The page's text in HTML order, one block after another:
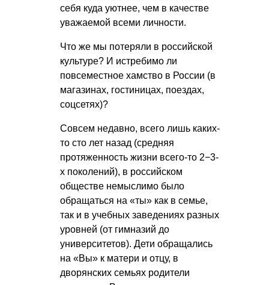
себя куда уютнее, чем в качестве
уважаемой всеми личности.
Что же мы потеряли в российской
культуре? И истребимо ли
повсеместное хамство в России (в
магазинах, гостиницах, поездах,
соцсетях)?
Совсем недавно, всего лишь каких-
то сто лет назад (средняя
протяженность жизни всего-то 2−3-
х поколений), в российском
обществе немыслимо было
обращаться на «ты» как в семье,
так и в учебных заведениях разных
уровней (от гимназий до
университетов). Дети обращались
на «Вы» к матери и отцу, в
дворянских семьях родители